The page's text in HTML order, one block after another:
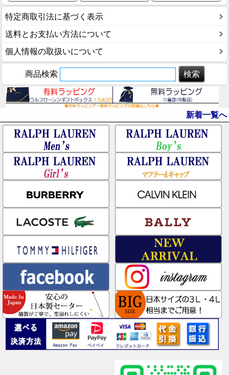
特定商取引法に基づく表示
送料とお支払い方法について
個人情報の取扱いについて
商品検索
新着一覧へ